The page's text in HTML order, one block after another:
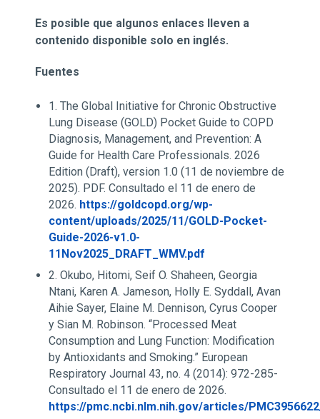
Es posible que algunos enlaces lleven a
contenido disponible solo en inglés.
Fuentes
1. The Global Initiative for Chronic Obstructive
Lung Disease (GOLD) Pocket Guide to COPD
Diagnosis, Management, and Prevention: A
Guide for Health Care Professionals. 2026
Edition (Draft), version 1.0 (11 de noviembre de
2025). PDF. Consultado el 11 de enero de
2026. https://goldcopd.org/wp-
content/uploads/2025/11/GOLD-Pocket-
Guide-2026-v1.0-
11Nov2025_DRAFT_WMV.pdf
2. Okubo, Hitomi, Seif O. Shaheen, Georgia
Ntani, Karen A. Jameson, Holly E. Syddall, Avan
Aihie Sayer, Elaine M. Dennison, Cyrus Cooper
y Sian M. Robinson. “Processed Meat
Consumption and Lung Function: Modification
by Antioxidants and Smoking.” European
Respiratory Journal 43, no. 4 (2014): 972-285-
Consultado el 11 de enero de 2026.
https://pmc.ncbi.nlm.nih.gov/articles/